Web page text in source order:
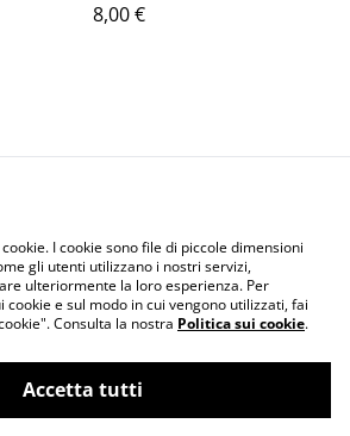
8,00 €
Us
Legal Terms
Cookie Policy
I cookie sono file di piccole dimensioni
gli utenti utilizzano i nostri servizi,
ulteriormente la loro esperienza. Per
e sul modo in cui vengono utilizzati, fai
Consulta la nostra Politica sui cookie.
Accetta tutti